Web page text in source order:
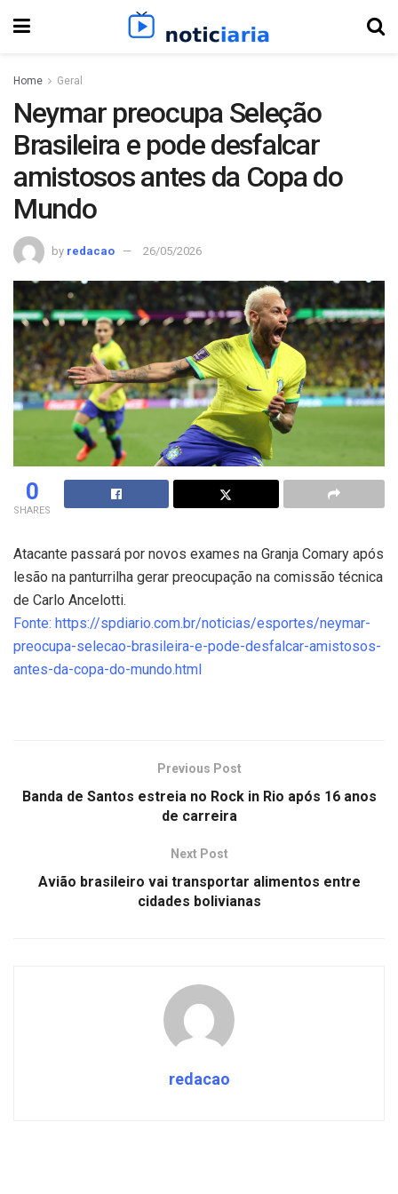
Home Geral
Neymar preocupa Seleção
Brasileira e pode desfalcar
amistosos antes da Copa do
Mundo
by redacao 26/05/2026
0
SHARES
Atacante passará por novos exames na Granja Comary após
lesão na panturrilha gerar preocupação na comissão técnica
de Carlo Ancelotti.
Fonte: https://spdiario.com.br/noticias/esportes/neymar-
preocupa-selecao-brasileira-e-pode-desfalcar-amistosos-
antes-da-copa-do-mundo.html
Previous Post
Banda de Santos estreia no Rock in Rio após 16 anos
de carreira
Next Post
Avião brasileiro vai transportar alimentos entre
cidades bolivianas
redacao